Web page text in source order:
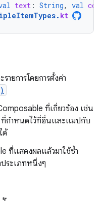
text : String, val
. kt
ายการโดยการตั้งค่า
ที่เกี่ยวข้อง เช่น
ที่กำหนดไว้ที่อื่นและแมปกับ
ด้
ที่แสดงผลแล้วมาใช้ซ้ำ
ประเภทหนึ่งๆ